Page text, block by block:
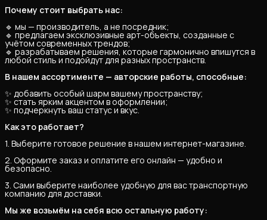
Почему стоит выбрать нас:
🔹 мы — производитель, а не посредник;
🔹 предлагаем эксклюзивные арт-объекты, созданные с
учётом современных трендов;
🔹 разрабатываем решения, которые гармонично впишутся в
любой стиль и подойдут для разных пространств.
В нашем ассортименте — авторские работы, способные:
✨ добавить особый шарм вашему пространству;
✨ стать ярким акцентом в оформлении;
✨ подчеркнуть ваш статус и вкус.
Как это работает?
1. Выберите готовое решение в нашем интернет-магазине.
2. Оформите заказ и оплатите его онлайн — удобно и
безопасно.
3. Сами выберите наиболее удобную для вас транспортную
компанию для доставки.
Мы же возьмём на себя всю остальную работу: